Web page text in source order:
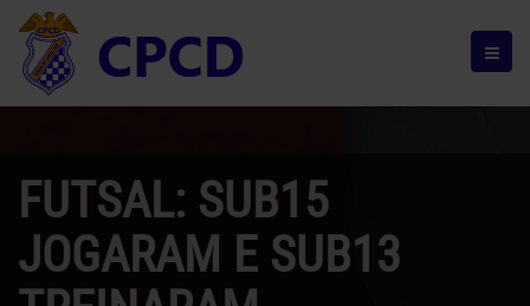
FUTSAL: SUB15
JOGARAM E SUB13